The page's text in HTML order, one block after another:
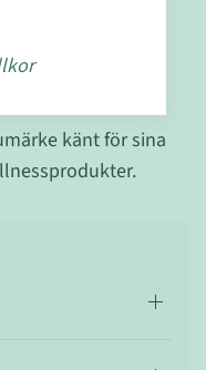
en generös
enkelt in i din
känt för sina